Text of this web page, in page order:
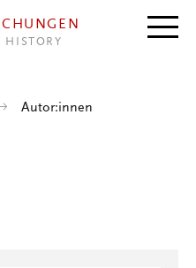
HISTORY
Autor:innen